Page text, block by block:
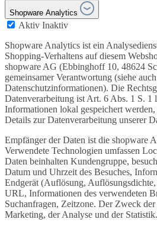
Shopware Analytics
Aktiv Inaktiv
Shopware Analytics ist ein
Shopping-Verhaltens auf diesem
shopware AG (Ebbinghoff 10, 48624
gemeinsamer Verantwortung (siehe
Datenschutzinformationen). Die
Datenverarbeitung ist Art. 6 Abs. 1 S.
Informationen lokal gespeichert
Details zur Datenverarbeitung unserer
Empfänger der Daten ist die shopware
Verwendete Technologien umfassen
Daten beinhalten Kundengruppe,
Datum und Uhrzeit des Besuches,
Endgerät (Auflösung,
URL, Informationen des verwendeten
Suchanfragen, Zeitzone. Der Zweck
Marketing, der Analyse und der Statistik.